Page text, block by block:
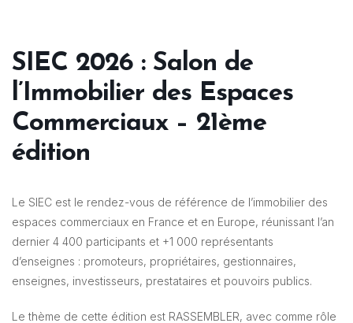
SIEC 2026 : Salon de
l’Immobilier des Espaces
Commerciaux – 21ème
édition
Le SIEC est le rendez-vous de référence de l’immobilier des
espaces commerciaux en France et en Europe, réunissant l’an
dernier 4 400 participants et +1 000 représentants
d’enseignes : promoteurs, propriétaires, gestionnaires,
enseignes, investisseurs, prestataires et pouvoirs publics.
Le thème de cette édition est RASSEMBLER, avec comme rôle